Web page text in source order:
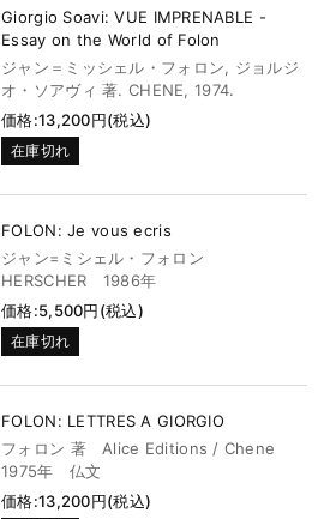
Giorgio Soavi: VUE IMPRENABLE -
Essay on the World of Folon
ジャン＝ミッシェル・フォロン, ジョルジ
オ・ソアヴィ 著. CHENE, 1974.
価格:13,200円(税込)
在庫切れ
FOLON: Je vous ecris
ジャン=ミシェル・フォロン
HERSCHER 1986年
価格:5,500円(税込)
在庫切れ
FOLON: LETTRES A GIORGIO
フォロン 著 Alice Editions / Chene
1975年 仏文
価格:13,200円(税込)